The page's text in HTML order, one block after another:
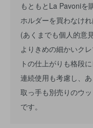
もともとLa Pavoniを
ホルダーを買わなけ
(あくまでも個人的意
よりきめの細かいク
トの仕上がりも格段
連続使用も考慮し、
取っ手も別売りのウ
です。